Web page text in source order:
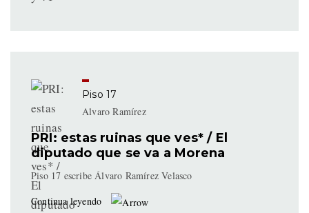
Piso 17
Alvaro Ramírez
PRI: estas ruinas que ves* / El
diputado que se va a Morena
Piso 17 escribe Álvaro Ramírez Velasco
Continua leyendo